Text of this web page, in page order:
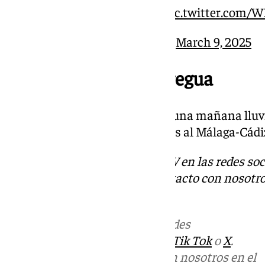
pic.twitter.com/
March 9, 2025
14.00 | La lluvia da tregua
Sale el sol en La Rosaleda. Tras una mañana
Martiricos un par de horas antes al Málaga-
Descubre más noticias de 101TV en las redes
. Puedes ponerte en contacto con
en las redes
Tik TokoX.
Puedes ponerte en contacto con nosotros en el